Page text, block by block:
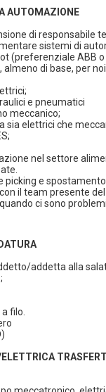
AUTOMAZIONE
di responsabile
sistemi di
(preferenziale ABB o
almeno di base, per
e pneumatici
meccanico;
sia elettrici che
nel settore
picking e spostamento
il team presente
ci sono
addetta alla
filo.